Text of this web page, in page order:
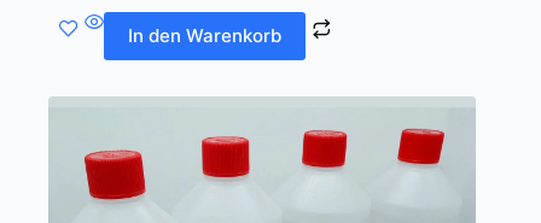
In den Warenkorb